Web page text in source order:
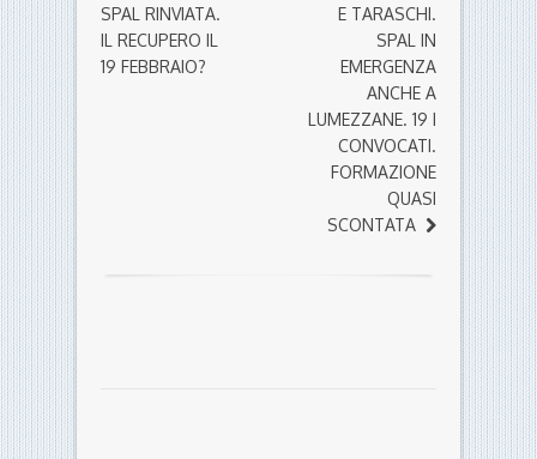
SPAL RINVIATA.
IL RECUPERO IL
19 FEBBRAIO?
E TARASCHI.
SPAL IN
EMERGENZA
ANCHE A
LUMEZZANE. 19 I
CONVOCATI.
FORMAZIONE
QUASI
SCONTATA